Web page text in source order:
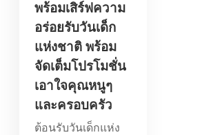
พร้อมเสิร์ฟความ
อร่อยรับวันเด็ก
แห่งชาติ พร้อม
จัดเต็มโปรโมชั่น
เอาใจคุณหนูๆ
และครอบครัว
ต้อนรับวันเด็กแห่ง